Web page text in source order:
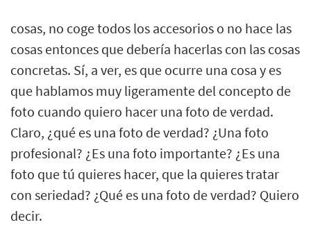
cosas, no coge todos los accesorios o no hace las
cosas entonces que debería hacerlas con las cosas
concretas. Sí, a ver, es que ocurre una cosa y es
que hablamos muy ligeramente del concepto de
foto cuando quiero hacer una foto de verdad.
Claro, ¿qué es una foto de verdad? ¿Una foto
profesional? ¿Es una foto importante? ¿Es una
foto que tú quieres hacer, que la quieres tratar
con seriedad? ¿Qué es una foto de verdad? Quiero
decir.